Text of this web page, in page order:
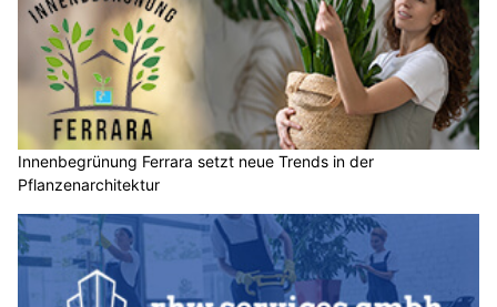
Innenbegrünung Ferrara setzt neue Trends in der
Pflanzenarchitektur